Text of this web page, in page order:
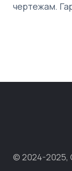
чертежам.
© 2024-